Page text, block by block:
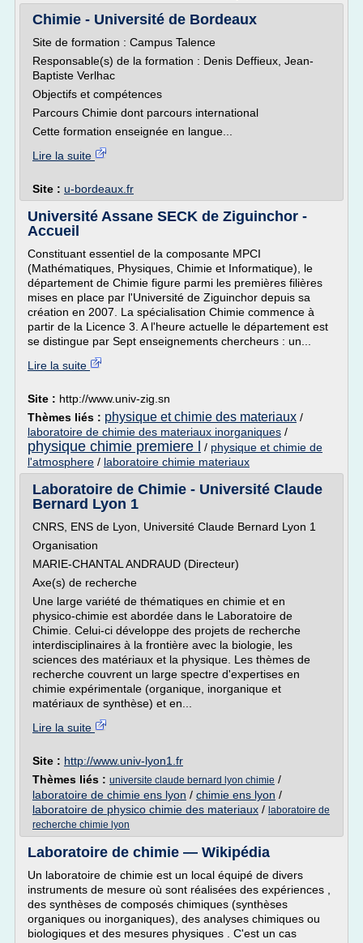
Chimie - Université de Bordeaux
Site de formation : Campus Talence
Responsable(s) de la formation : Denis Deffieux, Jean-
Baptiste Verlhac
Objectifs et compétences
Parcours Chimie dont parcours international
Cette formation enseignée en langue...
Lire la suite
Site : u-bordeaux.fr
Université Assane SECK de Ziguinchor -
Accueil
Constituant essentiel de la composante MPCI
(Mathématiques, Physiques, Chimie et Informatique), le
département de Chimie figure parmi les premières filières
mises en place par l'Université de Ziguinchor depuis sa
création en 2007. La spécialisation Chimie commence à
partir de la Licence 3. A l'heure actuelle le département est
se distingue par Sept enseignements chercheurs : un...
Lire la suite
Site : http://www.univ-zig.sn
Thèmes liés : physique et chimie des materiaux /
laboratoire de chimie des materiaux inorganiques /
physique chimie premiere l / physique et chimie de
l'atmosphere / laboratoire chimie materiaux
Laboratoire de Chimie - Université Claude
Bernard Lyon 1
CNRS, ENS de Lyon, Université Claude Bernard Lyon 1
Organisation
MARIE-CHANTAL ANDRAUD (Directeur)
Axe(s) de recherche
Une large variété de thématiques en chimie et en
physico-chimie est abordée dans le Laboratoire de
Chimie. Celui-ci développe des projets de recherche
interdisciplinaires à la frontière avec la biologie, les
sciences des matériaux et la physique. Les thèmes de
recherche couvrent un large spectre d'expertises en
chimie expérimentale (organique, inorganique et
matériaux de synthèse) et en...
Lire la suite
Site : http://www.univ-lyon1.fr
Thèmes liés : universite claude bernard lyon chimie /
laboratoire de chimie ens lyon / chimie ens lyon /
laboratoire de physico chimie des materiaux / laboratoire de
recherche chimie lyon
Laboratoire de chimie — Wikipédia
Un laboratoire de chimie est un local équipé de divers
instruments de mesure où sont réalisées des expériences ,
des synthèses de composés chimiques (synthèses
organiques ou inorganiques), des analyses chimiques ou
biologiques et des mesures physiques . C'est un cas